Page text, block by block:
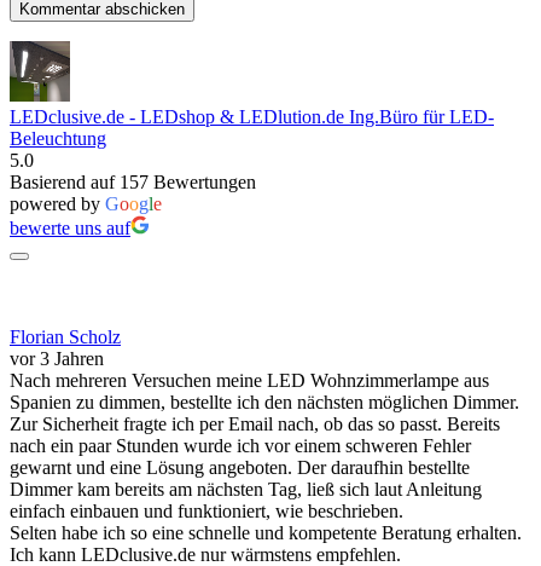
LEDclusive.de - LEDshop & LEDlution.de Ing.Büro für LED-
Beleuchtung
5.0
Basierend auf 157 Bewertungen
powered by Google
bewerte uns auf
Florian Scholz
vor 3 Jahren
Nach mehreren Versuchen meine LED Wohnzimmerlampe aus
Spanien zu dimmen, bestellte ich den nächsten möglichen Dimmer.
Zur Sicherheit fragte ich per Email nach, ob das so passt. Bereits
nach ein paar Stunden wurde ich vor einem schweren Fehler
gewarnt und eine Lösung angeboten. Der daraufhin bestellte
Dimmer kam bereits am nächsten Tag, ließ sich laut Anleitung
einfach einbauen und funktioniert, wie beschrieben.
Selten habe ich so eine schnelle und kompetente Beratung erhalten.
Ich kann LEDclusive.de nur wärmstens empfehlen.